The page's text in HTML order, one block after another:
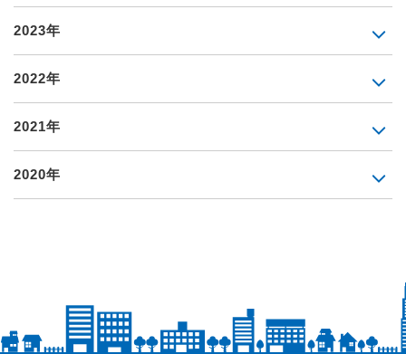
2023年
2022年
2021年
2020年